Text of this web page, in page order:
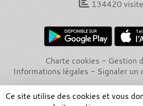
134420
Charte cookies
Gestion
Informations légales
Signaler un
Ce site utilise des cookies et vous